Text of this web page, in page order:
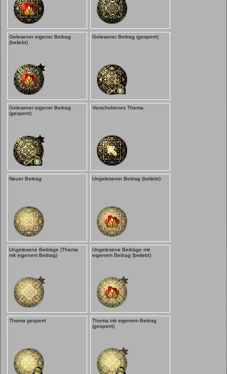
Gelesener eigener Beitrag
(beliebt)
Gelesener Beitrag (gesperrt)
Gelesener eigener Beitrag
(gesperrt)
Verschobenes Thema
Neuer Beitrag Ungelesener Beitrag (beliebt)
Ungelesene Beiträge (Thema
mit eigenem Beitrag)
Ungelesene Beiträge mit
eigenem Beitrag (beliebt)
Thema gesperrt
Thema mit eigenem Beitrag
(gesperrt)